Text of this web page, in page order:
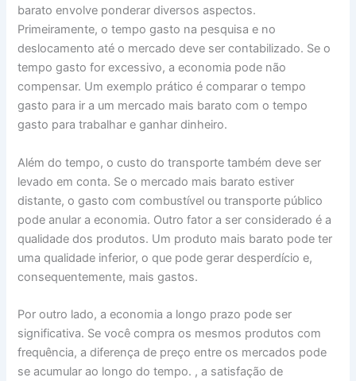
barato envolve ponderar diversos aspectos.
Primeiramente, o tempo gasto na pesquisa e no
deslocamento até o mercado deve ser contabilizado. Se o
tempo gasto for excessivo, a economia pode não
compensar. Um exemplo prático é comparar o tempo
gasto para ir a um mercado mais barato com o tempo
gasto para trabalhar e ganhar dinheiro.
Além do tempo, o custo do transporte também deve ser
levado em conta. Se o mercado mais barato estiver
distante, o gasto com combustível ou transporte público
pode anular a economia. Outro fator a ser considerado é a
qualidade dos produtos. Um produto mais barato pode ter
uma qualidade inferior, o que pode gerar desperdício e,
consequentemente, mais gastos.
Por outro lado, a economia a longo prazo pode ser
significativa. Se você compra os mesmos produtos com
frequência, a diferença de preço entre os mercados pode
se acumular ao longo do tempo. , a satisfação de